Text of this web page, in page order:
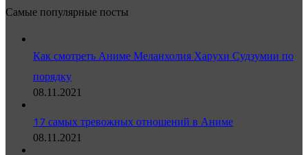
Самые популярные посты
Как смотреть Аниме Меланхолия Харухи Судзумии по
порядку
08.11.2021
17 самых тревожных отношений в Аниме
08.11.2021